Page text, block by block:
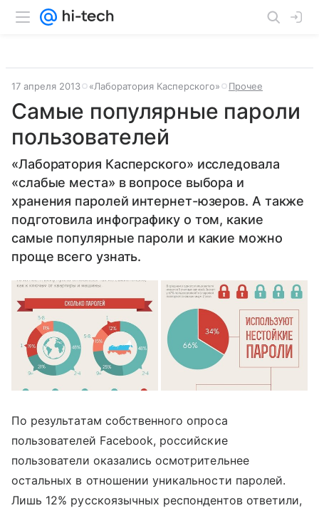
17 апреля 2013 «Лаборатория Касперского» Прочее
Самые популярные пароли
пользователей
«Лаборатория Касперского» исследовала
«слабые места» в вопросе выбора и
хранения паролей интернет-юзеров. А также
подготовила инфографику о том, какие
самые популярные пароли и какие можно
проще всего узнать.
По результатам собственного опроса
пользователей Facebook, российские
пользователи оказались осмотрительнее
остальных в отношении уникальности паролей.
Лишь 12% русскоязычных респондентов ответили,